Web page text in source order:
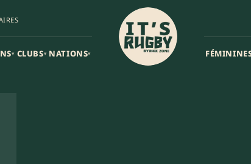
▾ CLUBS▾ NATIONS▾